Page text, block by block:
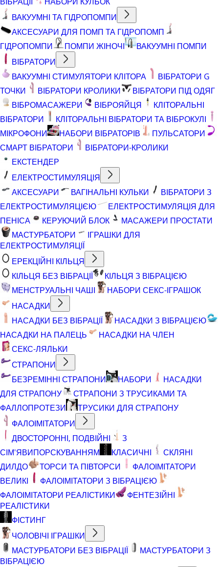
ВАКУУМНІ ТА ГІДРОПОМПИ
АКСЕСУАРИ ДЛЯ ПОМП ТА ГІДРОПОМП
ГІДРОПОМПИ
ПОМПИ ЖІНОЧІ
ВАКУУМНІ ПОМПИ
ВІБРАТОРИ
ВАКУУМНІ СТИМУЛЯТОРИ КЛІТОРА
ВІБРАТОРИ G
ТОЧКИ
ВІБРАТОРИ КРОЛИКИ
ВІБРАТОРИ ПІД ОДЯГ
ВІБРОМАСАЖЕРИ
ВІБРОЯЙЦЯ
КЛІТОРАЛЬНІ
ВІБРАТОРИ
КЛІТОРАЛЬНІ ВІБРАТОРИ ТА ВІБРОКУЛІ
МІКРОФОНИ
НАБОРИ ВІБРАТОРІВ
ПУЛЬСАТОРИ
СМАРТ ВІБРАТОРИ
ВІБРАТОРИ-КРОЛИКИ
ЕКСТЕНДЕР
ЕЛЕКТРОСТИМУЛЯЦІЯ
АКСЕСУАРИ
ВАГІНАЛЬНІ КУЛЬКИ
ВІБРАТОРИ З
ЕЛЕКТРОСТИМУЛЯЦІЄЮ
ЕЛЕКТРОСТИМУЛЯЦІЯ ДЛЯ
ПЕНІСА
КЕРУЮЧИЙ БЛОК
МАСАЖЕРИ ПРОСТАТИ
МАСТУРБАТОРИ
ІГРАШКИ ДЛЯ
ЕЛЕКТРОСТИМУЛЯЦІЇ
ЕРЕКЦІЙНІ КІЛЬЦЯ
КІЛЬЦЯ БЕЗ ВІБРАЦІЇ
КІЛЬЦЯ З ВІБРАЦІЄЮ
МЕНСТРУАЛЬНІ ЧАШІ
НАБОРИ СЕКС-ІГРАШОК
НАСАДКИ
НАСАДКИ БЕЗ ВІБРАЦІЇ
НАСАДКИ З ВІБРАЦІЄЮ
НАСАДКИ НА ПАЛЕЦЬ
НАСАДКИ НА ЧЛЕН
СЕКС-ЛЯЛЬКИ
СТРАПОНИ
БЕЗРЕМІННІ СТРАПОНИ
НАБОРИ
НАСАДКИ
ДЛЯ СТРАПОНУ
СТРАПОНИ З ТРУСИКАМИ ТА
ФАЛЛОПРОТЕЗИ
ТРУСИКИ ДЛЯ СТРАПОНУ
ФАЛОІМІТАТОРИ
ДВОСТОРОННІ, ПОДВІЙНІ
З
СІМ'ЯВИПОРСКУВАННЯМ
КЛАСИЧНІ
СКЛЯНІ
ДИЛДО
ТОРСИ ТА ПІВТОРСИ
ФАЛОІМІТАТОРИ
ВЕЛИКІ
ФАЛОІМІТАТОРИ З ВІБРАЦІЄЮ
ФАЛОІМІТАТОРИ РЕАЛІСТИКИ
ФЕНТЕЗІЙНІ
РЕАЛІСТИКИ
ФІСТИНГ
ЧОЛОВІЧІ ІГРАШКИ
МАСТУРБАТОРИ БЕЗ ВІБРАЦІЇ
МАСТУРБАТОРИ З
ВІБРАЦІЄЮ